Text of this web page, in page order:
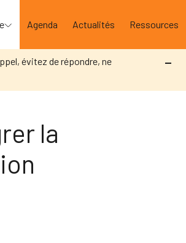
Agenda Actualités Ressources
évitez de répondre, ne
la